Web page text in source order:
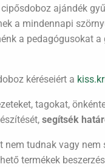
ajándék
a mindennapi
a pedagógusokat
kéréseiért a
tagokat,
segítsék
nem tudnak vagy
termékek